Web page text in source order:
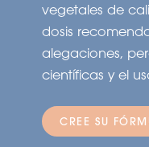
vegetales de
dosis
alegaciones,
científicas y el
CREE SU